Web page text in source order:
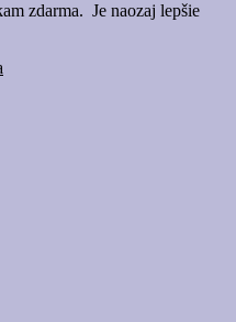
zdarma. Je naozaj lepšie